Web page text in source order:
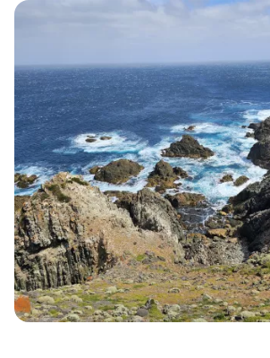
Tęsti su Facebook
Tęsti el. paštu